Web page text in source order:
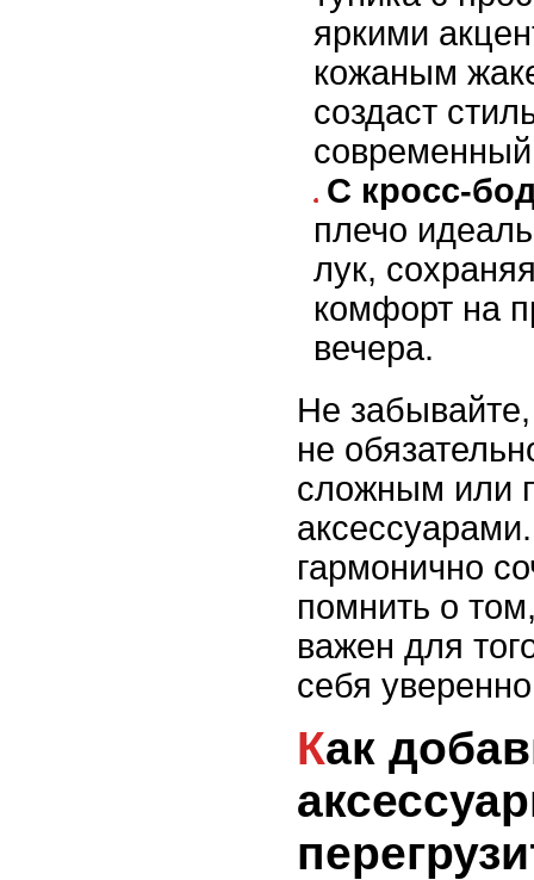
яркими
кожаным
создаст
С кросс-
плечо
лук,
комфорт на
вечера.
Не
не
сложным или
гармонично
помнить о
важен для
себя
Как добавить